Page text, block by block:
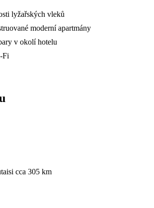
lyžařských vleků
moderní apartmány
v okolí hotelu
Fi
cca 305 km